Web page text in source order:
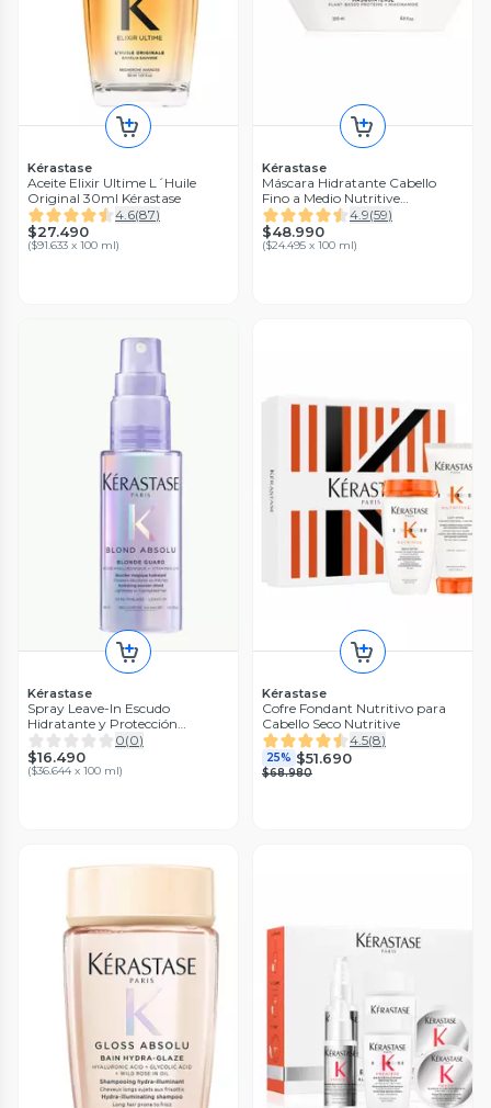
Kérastase
Aceite Elixir Ultime L´Huile
Original 30ml Kérastase
4.6(87)
$27.490
($91.633 x 100 ml)
Kérastase
Máscara Hidratante Cabello
Fino a Medio Nutritive
Masquintense 200 ml
4.9(59)
$48.990
($24.495 x 100 ml)
Kérastase
Spray Leave-In Escudo
Hidratante y Protección
Avanzada Cabello Rubio Blond
Guard 45ml Blond Absolu
0(0)
$16.490
($36.644 x 100 ml)
Kérastase
Cofre Fondant Nutritivo para
Cabello Seco Nutritive
4.5(8)
25% $51.690
$68.980